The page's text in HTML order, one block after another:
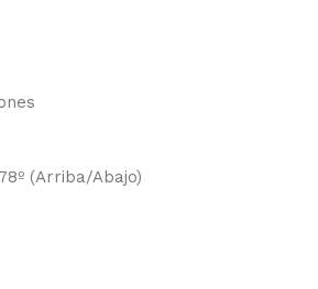
(Arriba/Abajo)